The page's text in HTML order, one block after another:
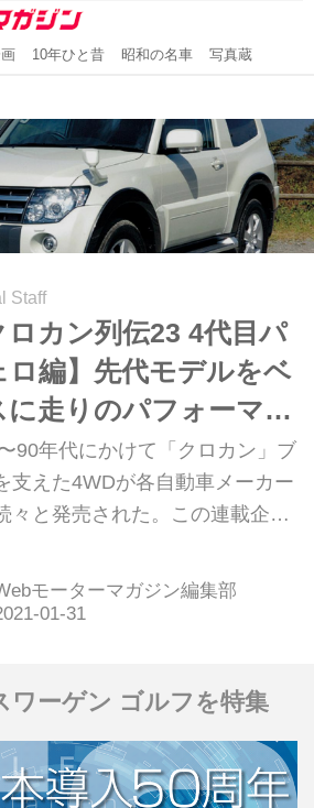
10年ひと昔 昭和の名車 写真蔵
Staff
ロカン列伝23 4代目パ
ロ編】先代モデルをベ
に走りのパフォーマン
飛躍的に向上させた最
90年代にかけて「クロカン」ブ
支えた4WDが各自動車メーカー
々と発売された。この連載企画
異なる「泥臭さやワイルドさ」
に押し出したクロカン4WDを紹
モーターマガジン編集部
ワーゲン ゴルフを特集